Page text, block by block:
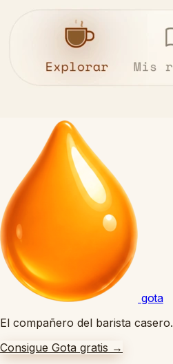
gota
El compañero del barista casero.
Consigue Gota gratis →